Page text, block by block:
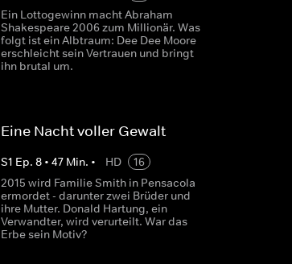
Ein Lottogewinn macht Abraham
Shakespeare 2006 zum Millionär. Was
folgt ist ein Albtraum: Dee Dee Moore
erschleicht sein Vertrauen und bringt
ihn brutal um.
Eine Nacht voller Gewalt
S1 Ep. 8• 47Min. • HD
16
2015 wird Familie Smith in Pensacola
ermordet - darunter zwei Brüder und
ihre Mutter. Donald Hartung, ein
Verwandter, wird verurteilt. War das
Erbe sein Motiv?